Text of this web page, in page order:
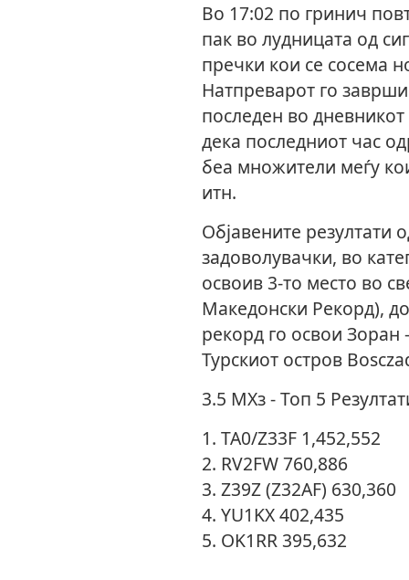
Во 17:02 по гринич
пак во лудницата од
пречки кои се сосема
Натпреварот го
последен во дневникот
дека последниот час
беа множители меѓу
итн.
Објавените резултати
задоволувачки, во
освоив 3-то место во
Македонски Рекорд),
рекорд го освои Зоран
Турскиот остров
3.5 MХз - Топ 5
1. TA0/Z33F 1,452,552
2. RV2FW 760,886
3. Z39Z (Z32AF) 630,360
4. YU1KX 402,435
5. OK1RR 395,632